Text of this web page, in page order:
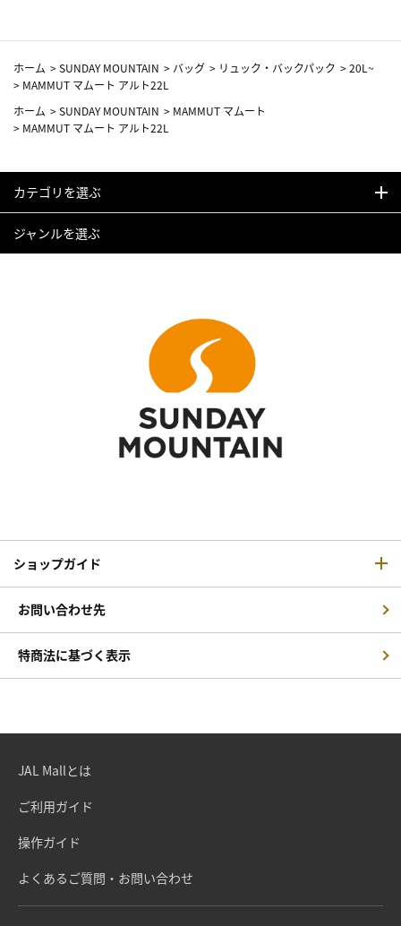
ホーム >SUNDAY MOUNTAIN > バッグ > リュック・バックパック >20L~
> MAMMUT マムート アルト22L
ホーム >SUNDAY MOUNTAIN > MAMMUT マムート
> MAMMUT マムート アルト22L
カテゴリを選ぶ
ジャンルを選ぶ
ショップガイド
お問い合わせ先
特商法に基づく表示
JAL Mallとは
ご利用ガイド
操作ガイド
よくあるご質問・お問い合わせ